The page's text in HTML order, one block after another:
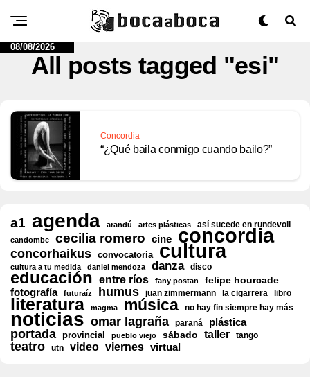
08/08/2026
All posts tagged "esi"
Concordia
“¿Qué baila conmigo cuando bailo?”
a1 agenda arandú artes plásticas así sucede en rundevoll
candombe cecilia romero cine concordia
concorhaikus convocatoria cultura
cultura a tu medida daniel mendoza danza disco
educación entre ríos fany postan felipe hourcade
fotografía futuraíz humus juan zimmermann la cigarrera libro
literatura magma música no hay fin siempre hay más
noticias omar lagraña paraná plástica
portada provincial pueblo viejo sábado taller tango
teatro utn video viernes virtual